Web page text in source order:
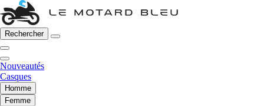
Rechercher
Nouveautés
Casques
Homme
Femme